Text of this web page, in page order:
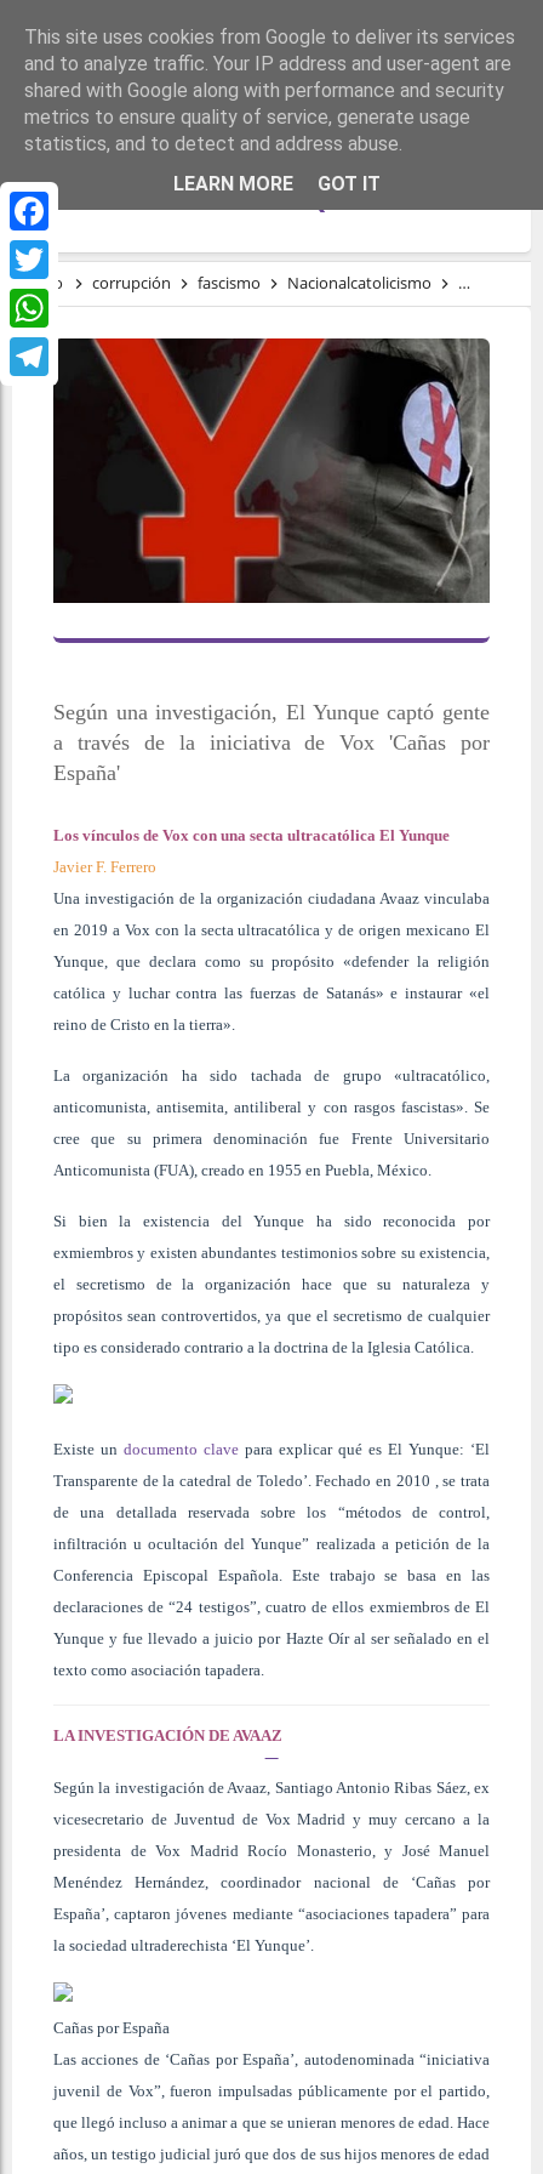
Facebook
Twitter
WhatsApp
LOS VÍNCULOS DE VOX CON UNA SECTA
ULTRACATÓLICA EL YUNQUE
Inicio corrupción fascismo Nacionalcatolicismo régimen
Según una investigación, El Yunque captó gente
a través de la iniciativa de Vox 'Cañas por
España'
Los vínculos de Vox con una secta ultracatólica El Yunque
Javier F. Ferrero
Una investigación de la organización ciudadana Avaaz vinculaba
en 2019 a Vox con la secta ultracatólica y de origen mexicano El
Yunque, que declara como su propósito «defender la religión
católica y luchar contra las fuerzas de Satanás» e instaurar «el
reino de Cristo en la tierra».
La organización ha sido tachada de grupo «ultracatólico,
anticomunista, antisemita, antiliberal y con rasgos fascistas». Se
cree que su primera denominación fue Frente Universitario
Anticomunista (FUA), creado en 1955 en Puebla, México.
Si bien la existencia del Yunque ha sido reconocida por
exmiembros y existen abundantes testimonios sobre su existencia,
el secretismo de la organización hace que su naturaleza y
propósitos sean controvertidos, ya que el secretismo de cualquier
tipo es considerado contrario a la doctrina de la Iglesia Católica.
Existe un documento clave para explicar qué es El Yunque: ‘El
Transparente de la catedral de Toledo’. Fechado en 2010 , se trata
de una detallada reservada sobre los “métodos de control,
infiltración u ocultación del Yunque” realizada a petición de la
Conferencia Episcopal Española. Este trabajo se basa en las
declaraciones de “24 testigos”, cuatro de ellos exmiembros de El
Yunque y fue llevado a juicio por Hazte Oír al ser señalado en el
texto como asociación tapadera.
LA INVESTIGACIÓN DE AVAAZ
Según la investigación de Avaaz, Santiago Antonio Ribas Sáez, ex
vicesecretario de Juventud de Vox Madrid y muy cercano a la
presidenta de Vox Madrid Rocío Monasterio, y José Manuel
Menéndez Hernández, coordinador nacional de ‘Cañas por
España’, captaron jóvenes mediante “asociaciones tapadera” para
la sociedad ultraderechista ‘El Yunque’.
Cañas por España
Las acciones de ‘Cañas por España’, autodenominada “iniciativa
juvenil de Vox”, fueron impulsadas públicamente por el partido,
que llegó incluso a animar a que se unieran menores de edad. Hace
años, un testigo judicial juró que dos de sus hijos menores de edad
This site uses cookies from Google to deliver its services
and to analyze traffic. Your IP address and user-agent are
shared with Google along with performance and security
metrics to ensure quality of service, generate usage
statistics, and to detect and address abuse.
LEARN MORE
GOT IT